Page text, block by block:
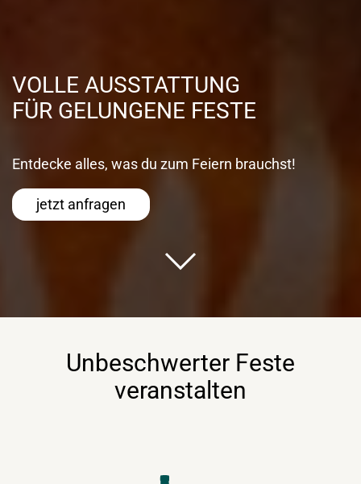
VOLLE AUSSTATTUNG
FÜR GELUNGENE FESTE
Entdecke alles, was du zum Feiern brauchst!
jetzt anfragen
Unbeschwerter Feste
veranstalten